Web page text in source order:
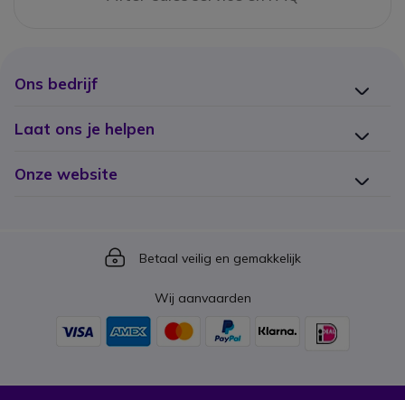
Ons bedrijf
Laat ons je helpen
Onze website
Icon
Betaal veilig en gemakkelijk
Wij aanvaarden